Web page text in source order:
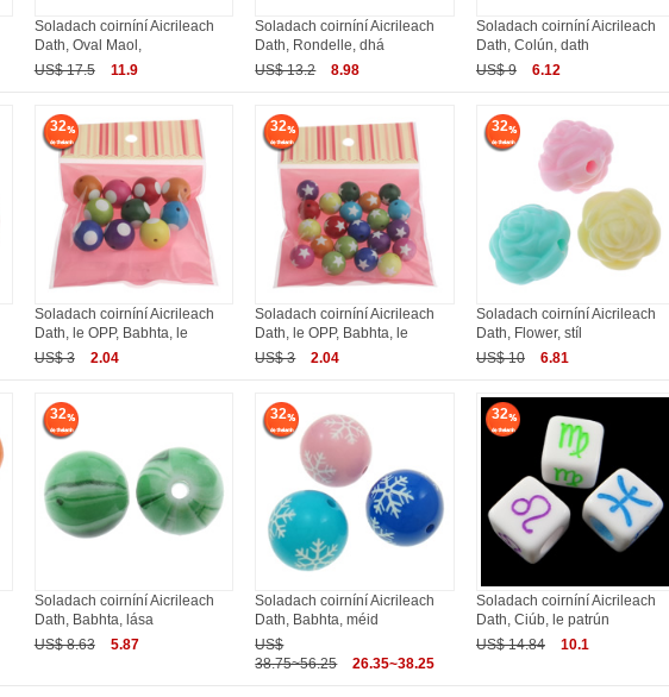
Soladach coirníní Aicrileach
Dath, Oval Maol,
US$ 17.5
11.9
Soladach coirníní Aicrileach
Dath, Rondelle, dhá
US$ 13.2
8.98
Soladach coirníní Aicrileach
Dath, Colún, dath
US$ 9
6.12
32
Soladach coirníní Aicrileach
Dath, le OPP, Babhta, le
US$ 3
2.04
32
Soladach coirníní Aicrileach
Dath, le OPP, Babhta, le
US$ 3
2.04
32
Soladach coirníní Aicrileach
Dath, Flower, stíl
US$ 10
6.81
32
Soladach coirníní Aicrileach
Dath, Babhta, lása
US$ 8.63
5.87
32
Soladach coirníní Aicrileach
Dath, Babhta, méid
US$
38.75~56.25
26.35~38.25
32
Soladach coirníní Aicrileach
Dath, Ciúb, le patrún
US$ 14.84
10.1